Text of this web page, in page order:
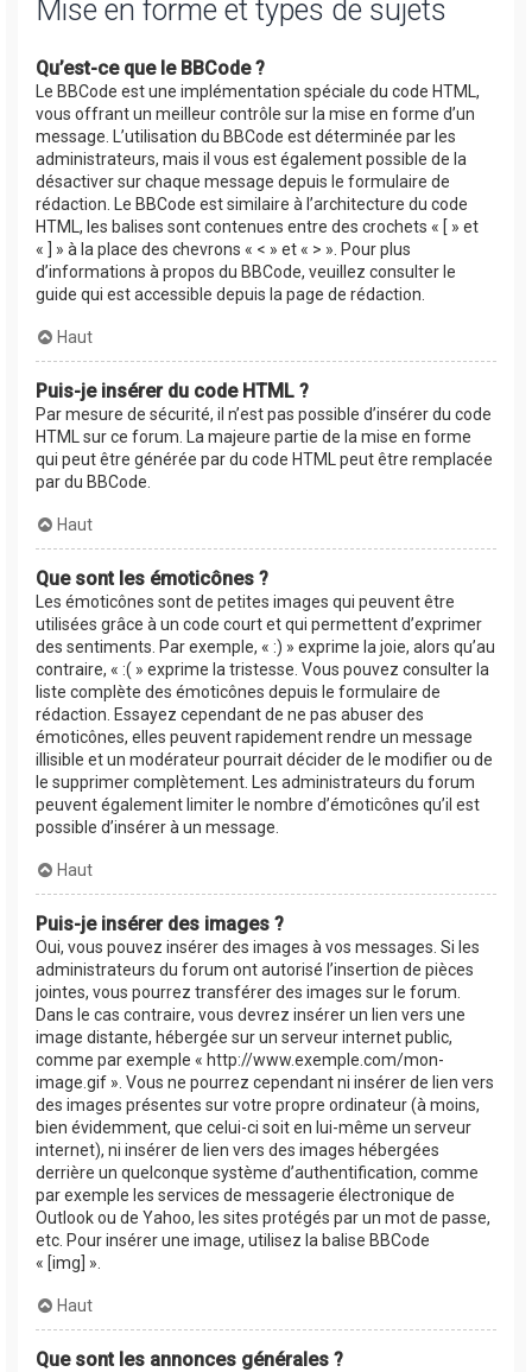
Mise en forme et types de sujets
Qu’est-ce que le BBCode ?
Le BBCode est une implémentation spéciale du code HTML,
vous offrant un meilleur contrôle sur la mise en forme d’un
message. L’utilisation du BBCode est déterminée par les
administrateurs, mais il vous est également possible de la
désactiver sur chaque message depuis le formulaire de
rédaction. Le BBCode est similaire à l’architecture du code
HTML, les balises sont contenues entre des crochets « [ » et
« ] » à la place des chevrons « < » et « > ». Pour plus
d’informations à propos du BBCode, veuillez consulter le
guide qui est accessible depuis la page de rédaction.
Haut
Puis-je insérer du code HTML ?
Par mesure de sécurité, il n’est pas possible d’insérer du code
HTML sur ce forum. La majeure partie de la mise en forme
qui peut être générée par du code HTML peut être remplacée
par du BBCode.
Haut
Que sont les émoticônes ?
Les émoticônes sont de petites images qui peuvent être
utilisées grâce à un code court et qui permettent d’exprimer
des sentiments. Par exemple, « :) » exprime la joie, alors qu’au
contraire, « :( » exprime la tristesse. Vous pouvez consulter la
liste complète des émoticônes depuis le formulaire de
rédaction. Essayez cependant de ne pas abuser des
émoticônes, elles peuvent rapidement rendre un message
illisible et un modérateur pourrait décider de le modifier ou de
le supprimer complètement. Les administrateurs du forum
peuvent également limiter le nombre d’émoticônes qu’il est
possible d’insérer à un message.
Haut
Puis-je insérer des images ?
Oui, vous pouvez insérer des images à vos messages. Si les
administrateurs du forum ont autorisé l’insertion de pièces
jointes, vous pourrez transférer des images sur le forum.
Dans le cas contraire, vous devrez insérer un lien vers une
image distante, hébergée sur un serveur internet public,
comme par exemple « http://www.exemple.com/mon-
image.gif ». Vous ne pourrez cependant ni insérer de lien vers
des images présentes sur votre propre ordinateur (à moins,
bien évidemment, que celui-ci soit en lui-même un serveur
internet), ni insérer de lien vers des images hébergées
derrière un quelconque système d’authentification, comme
par exemple les services de messagerie électronique de
Outlook ou de Yahoo, les sites protégés par un mot de passe,
etc. Pour insérer une image, utilisez la balise BBCode
« [img] ».
Haut
Que sont les annonces générales ?